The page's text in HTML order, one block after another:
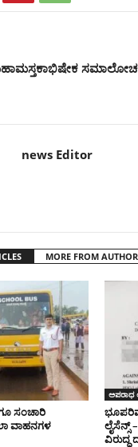
news Editor
MORE FROM AUTHOR
ಸಂಚಾರಿ
ವಾಹನಗಳ
ವಿರುದ್ಧ